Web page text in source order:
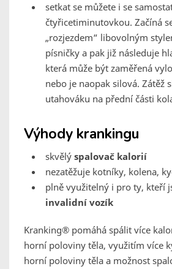
setkat se můžete i se
čtyřicetiminutovkou. Začíná
„rozjezdem“ libovolným
písničky a pak již následuje
která může být zaměřená
nebo je naopak silová. Zátěž
utahováku na přední části
Výhody krankingu
skvělý spalovač kalorií
nezatěžuje kotníky, kolena,
plně využitelný i pro ty, kteří
invalidní vozík
Kranking® pomáhá spálit více
horní poloviny těla, využitím více
horní poloviny těla a možnost